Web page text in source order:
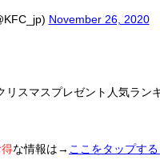
November 26, 2020
スマスプレゼント人気ラン
な情報は→ ここをタップす